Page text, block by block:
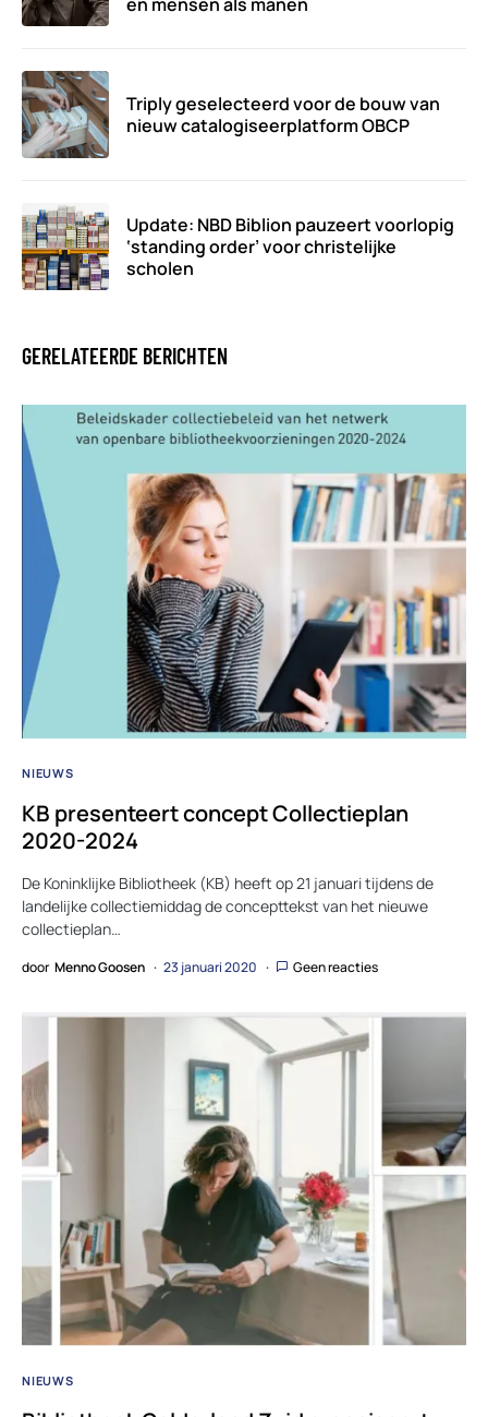
Triply geselecteerd voor de bouw van
nieuw catalogiseerplatform OBCP
Update: NBD Biblion pauzeert voorlopig
‘standing order’ voor christelijke
scholen
GERELATEERDE BERICHTEN
NIEUWS
KB presenteert concept Collectieplan
2020-2024
De Koninklijke Bibliotheek (KB) heeft op 21 januari tijdens de
landelijke collectiemiddag de concepttekst van het nieuwe
collectieplan…
door Menno Goosen 23 januari 2020 Geen reacties
NIEUWS